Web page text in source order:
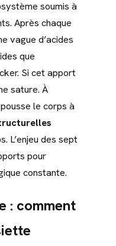
soumis à
Après chaque
vague d’acides
que
Si cet apport
sature. À
le corps à
L’enjeu des sept
pour
constante.
: comment